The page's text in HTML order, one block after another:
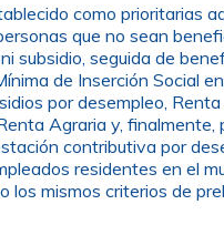
como prioritarias
que no sean
subsidio, seguida de
de Inserción Social
por desempleo,
Agraria y, finalmente,
contributiva por
residentes en el
los mismos criterios de